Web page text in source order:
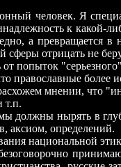
человек. Я
к какой-
а
отрицать не
от попыток
православные более
мнении, что
т.п.
должны нырять в
аксиом, определений.
национальной